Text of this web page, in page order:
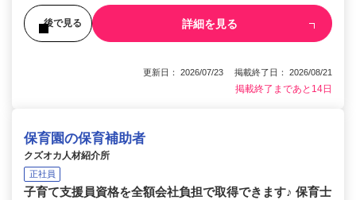
後で見る 詳細を見る
更新日： 2026/07/23 掲載終了日： 2026/08/21
掲載終了まであと14日
保育園の保育補助者
クズオカ人材紹介所
正社員
子育て支援員資格を全額会社負担で取得できます♪ 保育士